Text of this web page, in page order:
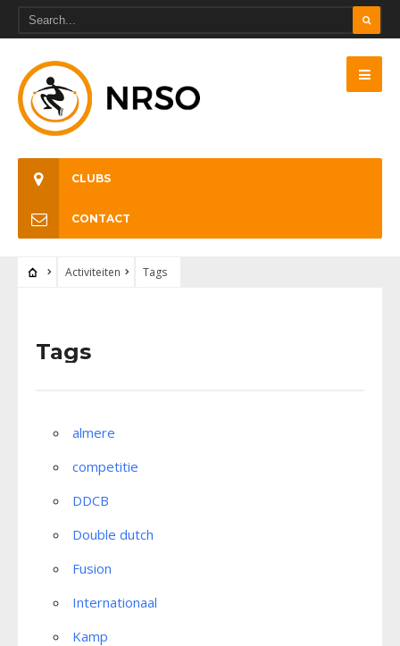
CLUBS
CONTACT
Activiteiten Tags
Tags
almere
competitie
DDCB
Double dutch
Fusion
Internationaal
Kamp